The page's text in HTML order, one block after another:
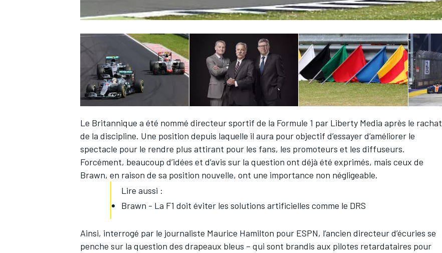
WEC
Le Britannique a été nommé directeur sportif de la Formule 1 par Liberty Media après le rachat
de la discipline. Une position depuis laquelle il aura pour objectif d’essayer d’améliorer le
spectacle pour le rendre plus attirant pour les fans, les promoteurs et les diffuseurs.
Forcément, beaucoup d’idées et d’avis sur la question ont déjà été exprimés, mais ceux de
Brawn, en raison de sa position nouvelle, ont une importance non négligeable.
Lire aussi :
Brawn - La F1 doit éviter les solutions artificielles comme le DRS
Ainsi, interrogé par le journaliste Maurice Hamilton pour ESPN, l’ancien directeur d’écuries se
penche sur la question des drapeaux bleus – qui sont brandis aux pilotes retardataires pour